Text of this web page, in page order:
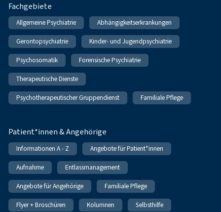
Fachgebiete
Allgemeine Psychiatrie Abhängigkeitserkrankungen
Gerontopsychiatrie Kinder- und Jugendpsychiatrie
Psychosomatik Forensische Psychiatrie
Therapeutische Dienste
Psychotherapeutischer Gruppendienst Familiale Pflege
Patient*innen & Angehörige
Informationen A - Z Angebote für Patient*innen
Aufnahme Entlassmanagement
Angebote für Angehörige Familiale Pflege
Flyer + Broschüren Kolumnen Selbsthilfe